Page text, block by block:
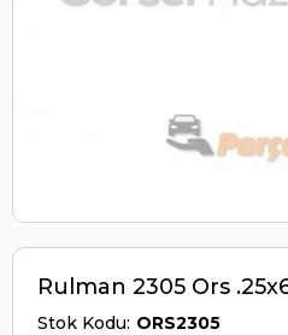
Rulman 2305 Ors
Stok Kodu ORS2305